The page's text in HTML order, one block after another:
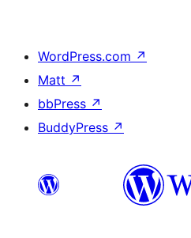
WordPress.com ↗
Matt ↗
bbPress ↗
BuddyPress ↗